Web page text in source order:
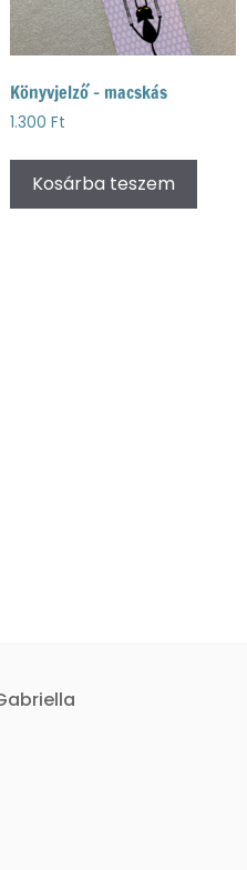
Könyvjelző – macskás
1.300 Ft
Kosárba teszem